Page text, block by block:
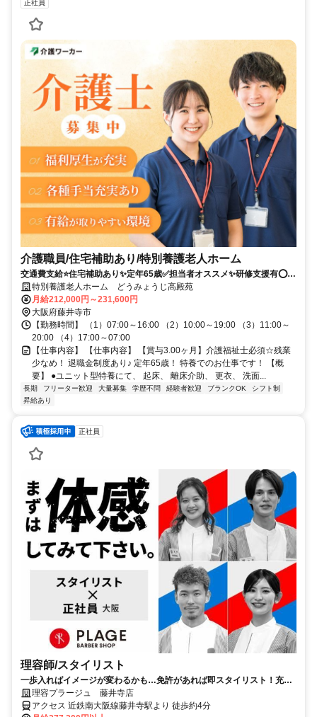
正社員
介護職員/住宅補助あり/特別養護老人ホーム
交通費支給⭐️住宅補助あり✨定年65歳✅️担当者オススメ✨研修支援有⭕️経
験者優遇✨車通勤ＯＫ❗️駅チカ⭐️高額求人
特別養護老人ホーム どうみょうじ高殿苑
月給212,000円～231,600円
大阪府藤井寺市
【勤務時間】 （1）07:00～16:00 （2）10:00～19:00 （3）11:00～
20:00 （4）17:00～07:00
【仕事内容】 【仕事内容】 【賞与3.00ヶ月】介護福祉士必須☆残業
少なめ！ 退職金制度あり♪ 定年65歳！ 特養でのお仕事です！ 【概
要】 ●ユニット型特養にて、 起床、 離床介助、 更衣、 洗面...
長期 フリーター歓迎 大量募集 学歴不問 経験者歓迎 ブランクOK
シフト制
昇給あり
正社員
理容師/スタイリスト
一歩入ればイメージが変わるかも…免許があれば即スタイリスト！充実
の研修制度でスキルアップ！
理容プラージュ 藤井寺店
アクセス 近鉄南大阪線藤井寺駅より 徒歩約4分